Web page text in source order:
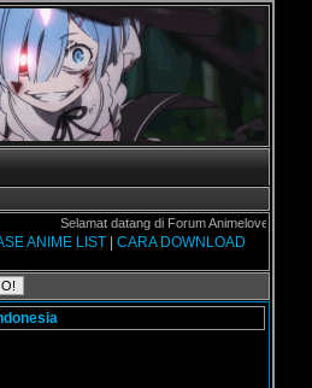
Selamat datang di Forum Animelover sevuh
ANIME LIST| CARA DOWNLOAD